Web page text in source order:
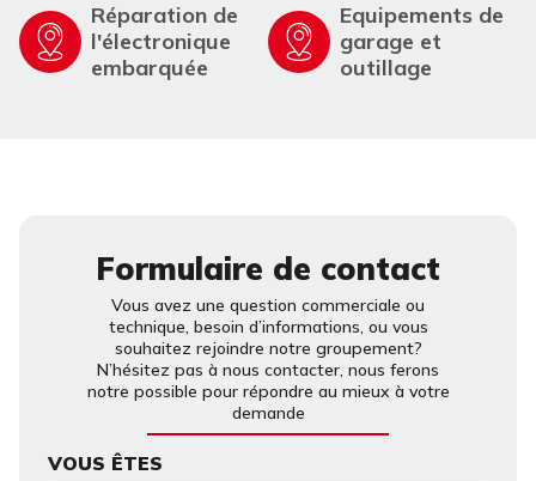
Réparation de
l'électronique
embarquée
Equipements de
garage et
outillage
Formulaire de contact
Vous avez une question commerciale ou
technique, besoin d’informations, ou vous
souhaitez rejoindre notre groupement?
N’hésitez pas à nous contacter, nous ferons
notre possible pour répondre au mieux à votre
demande
VOUS ÊTES